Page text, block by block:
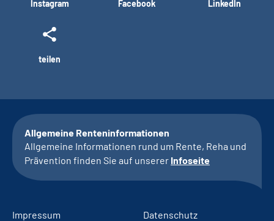
Instagram Facebook LinkedIn
teilen
Allgemeine Renteninformationen
Allgemeine Informationen rund um Rente, Reha und
Prävention finden Sie auf unserer Infoseite
Impressum Datenschutz